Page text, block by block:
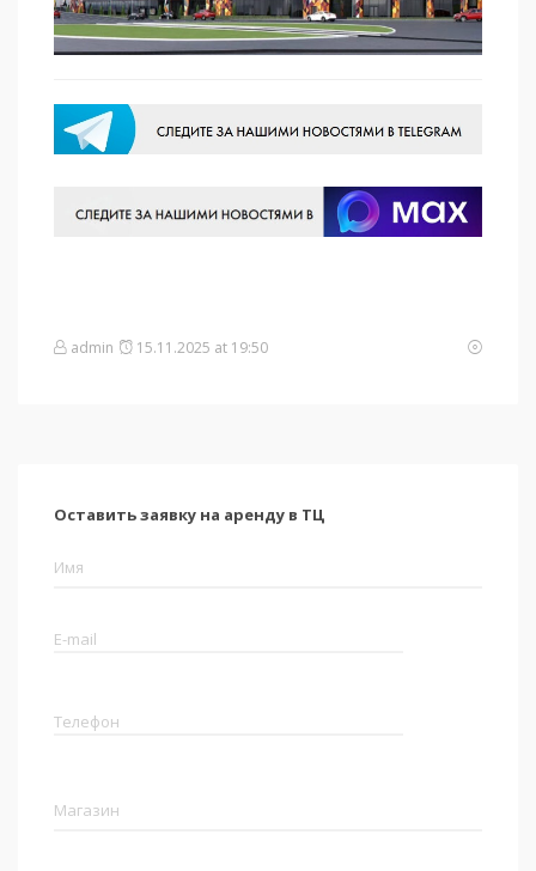
admin 15.11.2025 at 19:50
Оставить заявку на аренду в ТЦ